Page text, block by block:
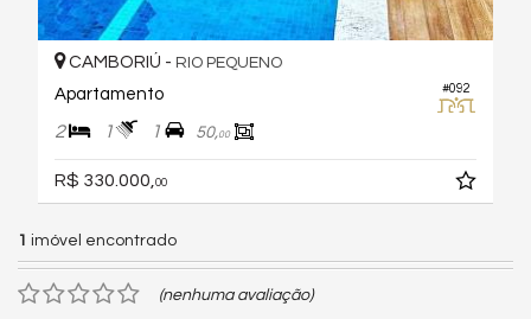
#092
CAMBORIÚ - RIO PEQUENO
Apartamento
2 1 1 50,00
R$ 330.000, 00
1 imóvel encontrado
(nenhuma avaliação)